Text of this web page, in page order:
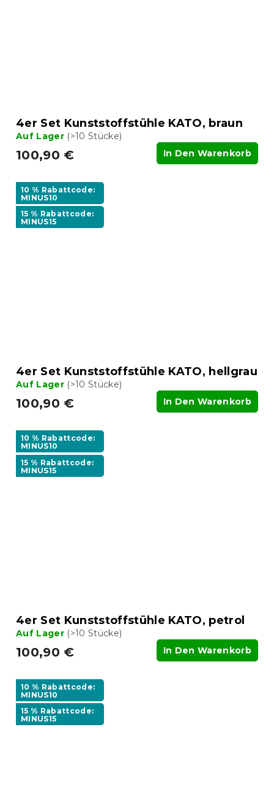
4er Set Kunststoffstühle KATO, braun
Auf Lager (>10 Stücke)
100,90 € In Den Warenkorb
10 % Rabattcode:
MINUS10
15 % Rabattcode:
MINUS15
4er Set Kunststoffstühle KATO, hellgrau
Auf Lager (>10 Stücke)
100,90 € In Den Warenkorb
10 % Rabattcode:
MINUS10
15 % Rabattcode:
MINUS15
4er Set Kunststoffstühle KATO, petrol
Auf Lager (>10 Stücke)
100,90 € In Den Warenkorb
10 % Rabattcode:
MINUS10
15 % Rabattcode:
MINUS15